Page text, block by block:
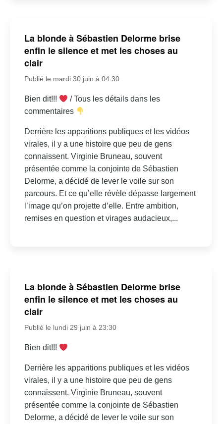
La blonde à Sébastien Delorme brise
enfin le silence et met les choses au
clair
Publié le mardi 30 juin à 04:30
Bien dit!!!
/ Tous les détails dans les
commentaires
Derrière les apparitions publiques et les vidéos
virales, il y a une histoire que peu de gens
connaissent. Virginie Bruneau, souvent
présentée comme la conjointe de Sébastien
Delorme, a décidé de lever le voile sur son
parcours. Et ce qu’elle révèle dépasse largement
l’image qu’on projette d’elle. Entre ambition,
remises en question et virages audacieux,...
La blonde à Sébastien Delorme brise
enfin le silence et met les choses au
clair
Publié le lundi 29 juin à 23:30
Bien dit!!!
Derrière les apparitions publiques et les vidéos
virales, il y a une histoire que peu de gens
connaissent. Virginie Bruneau, souvent
présentée comme la conjointe de Sébastien
Delorme, a décidé de lever le voile sur son